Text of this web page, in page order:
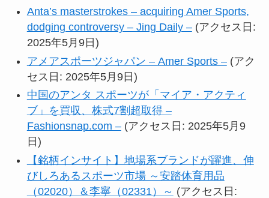
Anta’s masterstrokes – acquiring Amer Sports,
dodging controversy – Jing Daily –(アクセス日:
2025年5月9日)
アメアスポーツジャパン – Amer Sports –(アク
セス日: 2025年5月9日)
中国のアンタ スポーツが「マイア・アクティ
ブ」を買収、株式7割超取得 –
Fashionsnap.com –(アクセス日: 2025年5月9
日)
【銘柄インサイト】地場系ブランドが躍進、伸
びしろあるスポーツ市場 ～安踏体育用品
（02020）＆李寧（02331）～ (アクセス日: